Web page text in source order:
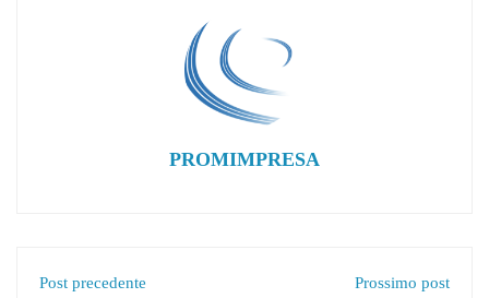
PROMIMPRESA
Post precedente Prossimo post